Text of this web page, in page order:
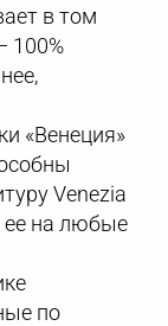
в том
100%
«Венеция»
Venezia
ее на любые
по